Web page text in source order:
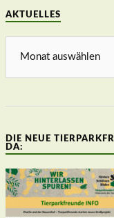
AKTUELLES
DIE NEUE
DA: